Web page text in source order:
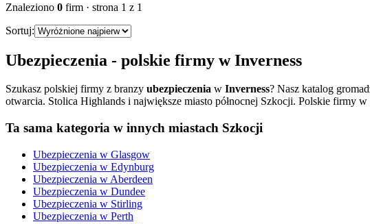
Znaleziono 0 firm · strona 1 z 1
Sortuj:
Ubezpieczenia - polskie firmy wInverness
Szukasz polskiej firmy z branzy ubezpieczenia w Inverness? Nasz katalog
otwarcia. Stolica Highlands i największe miasto północnej Szkocji. Polskie firmy
Ta sama kategoria w innych miastach Szkocji
Ubezpieczenia w Glasgow
Ubezpieczenia w Edynburg
Ubezpieczenia w Aberdeen
Ubezpieczenia w Dundee
Ubezpieczenia w Stirling
Ubezpieczenia w Perth